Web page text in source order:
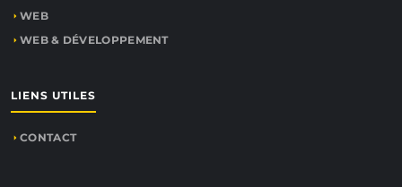
WEB
WEB & DÉVELOPPEMENT
LIENS UTILES
CONTACT